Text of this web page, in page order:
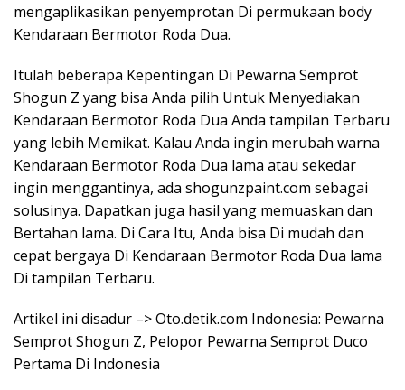
mengaplikasikan penyemprotan Di permukaan body
Kendaraan Bermotor Roda Dua.
Itulah beberapa Kepentingan Di Pewarna Semprot
Shogun Z yang bisa Anda pilih Untuk Menyediakan
Kendaraan Bermotor Roda Dua Anda tampilan Terbaru
yang lebih Memikat. Kalau Anda ingin merubah warna
Kendaraan Bermotor Roda Dua lama atau sekedar
ingin menggantinya, ada shogunzpaint.com sebagai
solusinya. Dapatkan juga hasil yang memuaskan dan
Bertahan lama. Di Cara Itu, Anda bisa Di mudah dan
cepat bergaya Di Kendaraan Bermotor Roda Dua lama
Di tampilan Terbaru.
Artikel ini disadur –> Oto.detik.com Indonesia: Pewarna
Semprot Shogun Z, Pelopor Pewarna Semprot Duco
Pertama Di Indonesia